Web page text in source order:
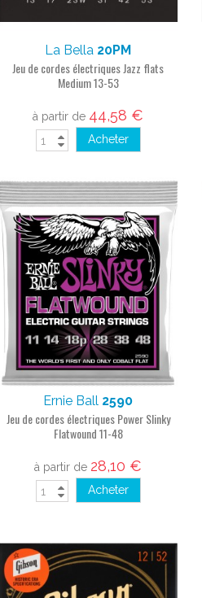
La Bella 20PM
Jeu de cordes électriques Jazz flats
Medium 13-53
à partir de 44,58 €
Acheter
Ernie Ball 2590
Jeu de cordes électriques Power Slinky
Flatwound 11-48
à partir de 28,10 €
Acheter